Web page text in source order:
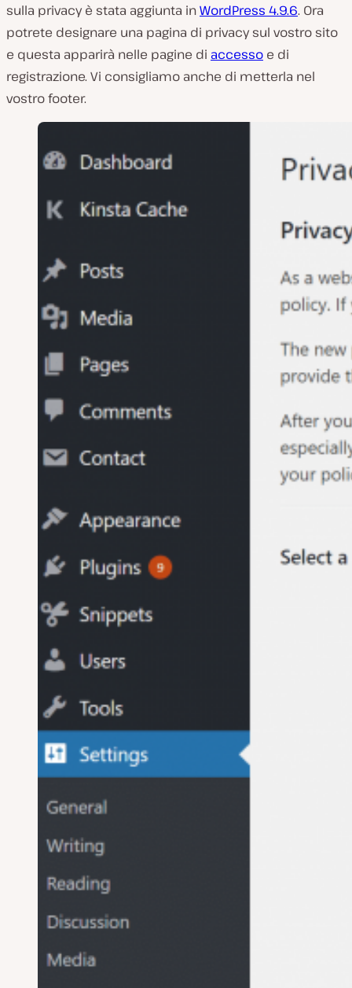
sulla privacy è stata aggiunta inWordPress 4.9.6. Ora
potrete designare una pagina di privacy sul vostro sito
e questa apparirà nelle pagine di accesso e di
registrazione. Vi consigliamo anche di metterla nel
vostro footer.